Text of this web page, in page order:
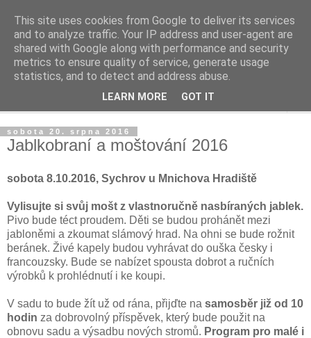
Život v sadu
Žijeme v sadu, staráme se o sad, zveme do sadu
sobota 20. srpna 2016
Jablkobraní a moštování 2016
sobota 8.10.2016, Sychrov u Mnichova Hradiště
Vylisujte si svůj mošt z vlastnoručně nasbíraných jablek.
Pivo bude téct proudem. Děti se budou prohánět mezi
jabloněmi a zkoumat slámový hrad. Na ohni se bude rožnit
beránek. Živé kapely budou vyhrávat do ouška česky i
francouzsky. Bude se nabízet spousta dobrot a ručních
výrobků k prohlédnutí i ke koupi.
V sadu to bude žít už od rána, přijďte na samosběr již od 10
hodin za dobrovolný příspěvek, který bude použit na
obnovu sadu a výsadbu nových stromů. Program pro malé i
This site uses cookies from Google to deliver its services
and to analyze traffic. Your IP address and user-agent are
shared with Google along with performance and security
metrics to ensure quality of service, generate usage
statistics, and to detect and address abuse.
LEARN MORE GOT IT